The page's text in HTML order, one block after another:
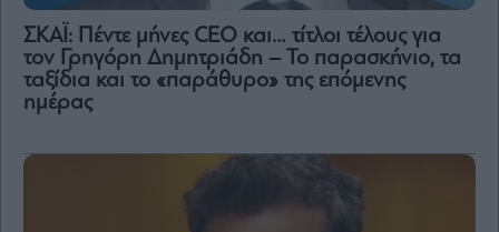
ΣΚΑΪ: Πέντε μήνες CEO και… τίτλοι τέλους για
τον Γρηγόρη Δημητριάδη – Το παρασκήνιο, τα
ταξίδια και το «παράθυρο» της επόμενης
ημέρας